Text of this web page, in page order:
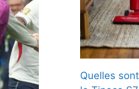
Quelles